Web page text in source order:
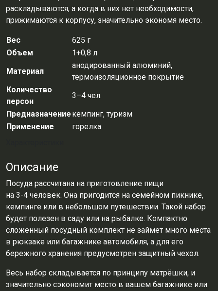
раскладываются, а когда в них нет необходимости,
прижимаются к корпусу, значительно экономя место.
Вес
625 г
Объем
1+0,8 л
Материал
анодированный алюминий,
термоизоляционное покрытие
Количество
персон
3–4 чел.
Предназначение кемпинг, туризм
Применение
горелка
Описание
Посуда рассчитана на приготовление пищи
на 3-4 человек. Она пригодится на семейном пикнике,
кемпинге или в небольшом путешествии. Такой набор
будет полезен в саду или на рыбалке. Компактно
сложенный посудный комплект не займет много места
в рюкзаке или багажнике автомобиля, а для его
бережного хранения предусмотрен защитный чехол.
Весь набор складывается по принципу матрёшки, и
значительно сэкономит место в вашем багажнике или